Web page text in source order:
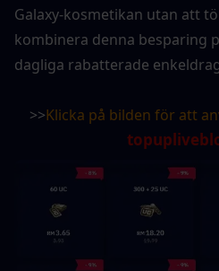
Galaxy-kosmetikan utan att
kombinera denna besparing
dagliga rabatterade
>>